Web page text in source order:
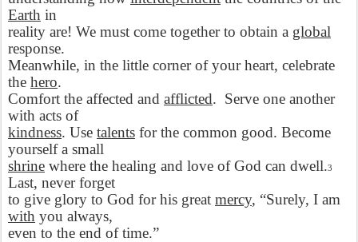
Earth in
reality are! We must come together to obtain a global
response.
Meanwhile, in the little corner of your heart, celebrate
the hero.
Comfort the affected and afflicted. Serve one another
with acts of
kindness. Use talents for the common good. Become
yourself a small
shrine where the healing and love of God can dwell.3
Last, never forget
to give glory to God for his great mercy, “Surely, I am
with you always,
even to the end of time.”